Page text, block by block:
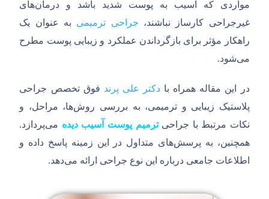
مواردی که آسیب به پوست شدید باشد و درمان‌های
غیرجراحی کارساز نباشند، جراحی ترمیمی به عنوان یک
راهکار مؤثر برای بازگرداندن عملکرد و زیبایی پوست مطرح
می‌شود.
در این مقاله همراه با دکتر علی پرند فوق تخصص جراحی
پلاستیک زیبایی و ترمیمی، به بررسی روش‌ها، مراحل، و
نکات مرتبط با جراحیترمیم پوست آسیب دیده می‌پردازد.
همچنین، به پرسش‌های متداول در این زمینه پاسخ داده و
اطلاعات جامعی درباره این نوع جراحی ارائه می‌دهد.